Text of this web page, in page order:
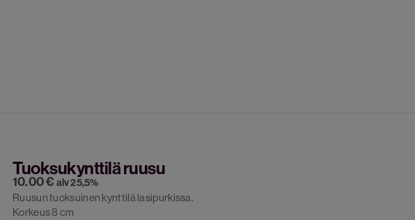
Tuoksukynttilä ruusu
10.00€ alv 25,5%
Ruusun tuoksuinen kynttilä lasipurkissa.
Korkeus 8 cm